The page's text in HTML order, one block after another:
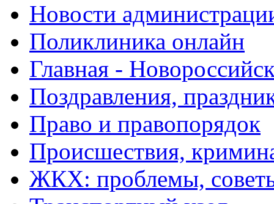
Новости
Поликлиника онлайн
Главная -
Поздравления,
Право и правопорядок
Происшествия,
ЖКХ: проблемы,